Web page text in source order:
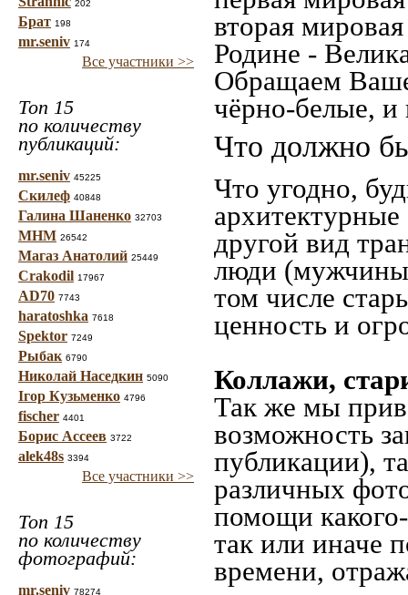
202
Брат 198
mr.seniv 174
Все участники >>
Топ 15
по количеству
публикаций:
mr.seniv 45225
Скилеф 40848
Галина Шаненко 32703
МНМ 26542
Магаз Анатолий 25449
Crakodil 17967
AD70 7743
haratoshka 7618
Spektor 7249
Рыбак 6790
Николай Наседкин 5090
Ігор Кузьменко 4796
fischer 4401
Борис Ассеев 3722
alek48s 3394
Все участники >>
Топ 15
по количеству
фотографий:
mr.seniv 78274
вторая
Родине -
Обращаем
чёрно-белые, и
Что должно
Что угодно,
другой вид
люди
том числе
ценность и
Коллажи,
Так же мы
возможность
публикации),
различных
помощи
так или иначе
времени,